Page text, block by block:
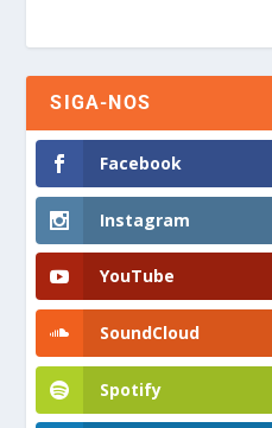
SIGA-NOS
Facebook
Instagram
YouTube
SoundCloud
Spotify